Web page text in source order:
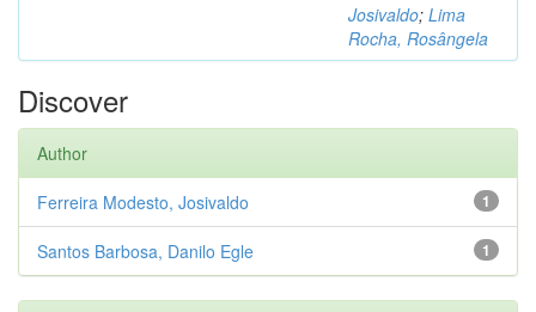
Josivaldo; Lima
Rocha, Rosângela
Discover
Author
1
Ferreira Modesto, Josivaldo
1
Santos Barbosa, Danilo Egle